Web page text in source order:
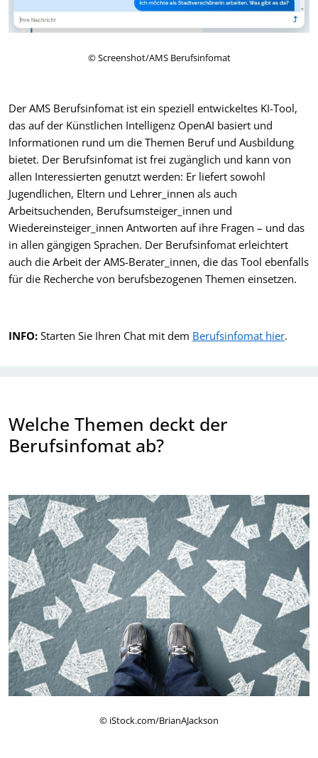
© Screenshot/AMS Berufsinfomat
Der AMS Berufsinfomat ist ein speziell entwickeltes KI-Tool,
das auf der Künstlichen Intelligenz OpenAI basiert und
Informationen rund um die Themen Beruf und Ausbildung
bietet. Der Berufsinfomat ist frei zugänglich und kann von
allen Interessierten genutzt werden: Er liefert sowohl
Jugendlichen, Eltern und Lehrer_innen als auch
Arbeitsuchenden, Berufsumsteiger_innen und
Wiedereinsteiger_innen Antworten auf ihre Fragen – und das
in allen gängigen Sprachen. Der Berufsinfomat erleichtert
auch die Arbeit der AMS-Berater_innen, die das Tool ebenfalls
für die Recherche von berufsbezogenen Themen einsetzen.
INFO: Starten Sie Ihren Chat mit dem Berufsinfomat hier.
Welche Themen deckt der
Berufsinfomat ab?
© iStock.com/BrianAJackson